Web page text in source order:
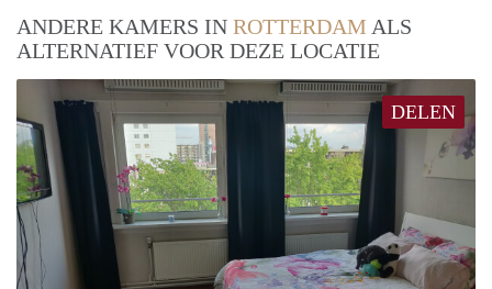
ANDERE KAMERS IN ROTTERDAM ALS
ALTERNATIEF VOOR DEZE LOCATIE
DELEN